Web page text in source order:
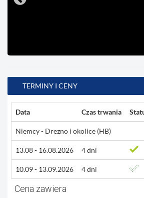
TERMINY I CENY
Data Czas trwania
Niemcy - Drezno i okolice (HB)
13.08 - 16.08.2026 4 dni
10.09 - 13.09.2026 4 dni
Cena zawiera